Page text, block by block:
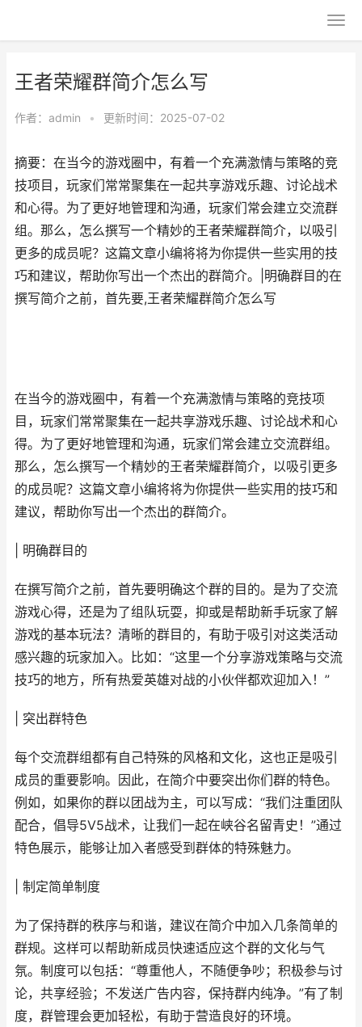
王者荣耀群简介怎么写
作者： admin • 更新时间：2025-07-02
摘要：在当今的游戏圈中，有着一个充满激情与策略的竞
技项目，玩家们常常聚集在一起共享游戏乐趣、讨论战术
和心得。为了更好地管理和沟通，玩家们常会建立交流群
组。那么，怎么撰写一个精妙的王者荣耀群简介，以吸引
更多的成员呢？这篇文章小编将将为你提供一些实用的技
巧和建议，帮助你写出一个杰出的群简介。|明确群目的在
撰写简介之前，首先要,王者荣耀群简介怎么写
在当今的游戏圈中，有着一个充满激情与策略的竞技项
目，玩家们常常聚集在一起共享游戏乐趣、讨论战术和心
得。为了更好地管理和沟通，玩家们常会建立交流群组。
那么，怎么撰写一个精妙的王者荣耀群简介，以吸引更多
的成员呢？这篇文章小编将将为你提供一些实用的技巧和
建议，帮助你写出一个杰出的群简介。
| 明确群目的
在撰写简介之前，首先要明确这个群的目的。是为了交流
游戏心得，还是为了组队玩耍，抑或是帮助新手玩家了解
游戏的基本玩法？清晰的群目的，有助于吸引对这类活动
感兴趣的玩家加入。比如：“这里一个分享游戏策略与交流
技巧的地方，所有热爱英雄对战的小伙伴都欢迎加入！”
| 突出群特色
每个交流群组都有自己特殊的风格和文化，这也正是吸引
成员的重要影响。因此，在简介中要突出你们群的特色。
例如，如果你的群以团战为主，可以写成：“我们注重团队
配合，倡导5V5战术，让我们一起在峡谷名留青史！”通过
特色展示，能够让加入者感受到群体的特殊魅力。
| 制定简单制度
为了保持群的秩序与和谐，建议在简介中加入几条简单的
群规。这样可以帮助新成员快速适应这个群的文化与气
氛。制度可以包括：“尊重他人，不随便争吵；积极参与讨
论，共享经验；不发送广告内容，保持群内纯净。”有了制
度，群管理会更加轻松，有助于营造良好的环境。